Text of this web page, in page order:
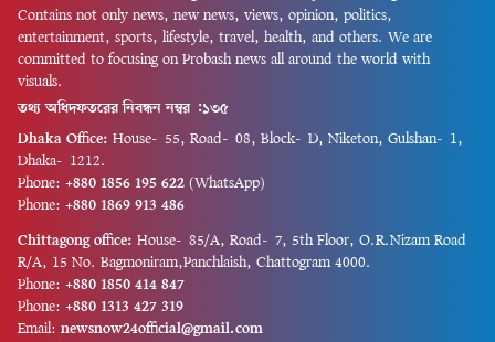
Contains not only news, new news, views, opinion, politics,
entertainment, sports, lifestyle, travel, health, and others. We are
committed to focusing on Probash news all around the world with
visuals.
তথ্য অধিদফতরের নিবন্ধন নম্বর :১৩৫
Dhaka Office: House-55, Road-08, Block-D, Niketon, Gulshan-1,
Dhaka-1212.
Phone: +880 1856 195 622 (WhatsApp)
Phone: +880 1869 913 486
Chittagong office: House-85/A, Road-7, 5th Floor, O.R.Nizam Road
R/A, 15 No. Bagmoniram,Panchlaish, Chattogram 4000.
Phone: +880 1850 414 847
Phone: +880 1313 427 319
Email: newsnow24official@gmail.com